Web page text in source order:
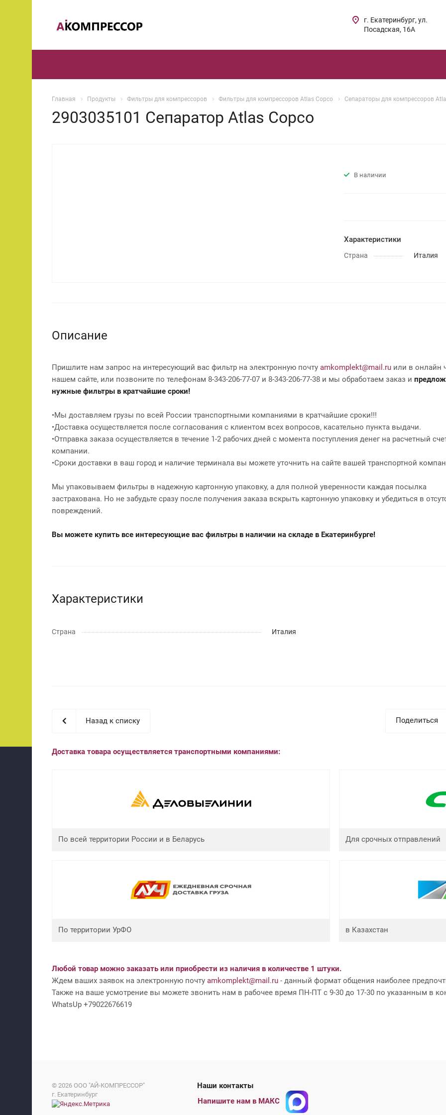
г. Екатеринбург, ул.
Посадская, 16А
Главная Продукты Фильтры для компрессоров Фильтры для компрессоров Atlas Copco Сепараторы для компрессоров
2903035101 Сепаратор Atlas Copco
В наличии
Характеристики
Страна Италия
Описание
Пришлите нам запрос на интересующий вас фильтр на электронную почту amkomplekt@mail.ru или в онлайн
нашем сайте, или позвоните по телефонам 8-343-206-77-07 и 8-343-206-77-38 и мы обработаем заказ и
нужные фильтры в кратчайшие сроки!
•Мы доставляем грузы по всей России транспортными компаниями в кратчайшие сроки!!!
•Доставка осуществляется после согласования с клиентом всех вопросов, касательно пункта выдачи.
•Отправка заказа осуществляется в течение 1-2 рабочих дней с момента поступления денег на расчетный
компании.
•Сроки доставки в ваш город и наличие терминала вы можете уточнить на сайте вашей транспортной
Мы упаковываем фильтры в надежную картонную упаковку, а для полной уверенности каждая посылка
застрахована. Но не забудьте сразу после получения заказа вскрыть картонную упаковку и убедиться в
повреждений.
Вы можете купить все интересующие вас фильтры в наличии на складе в Екатеринбурге!
Характеристики
Страна Италия
Поделиться
Назад к списку
Доставка товара осуществляется транспортными компаниями:
По всей территории России и в Беларусь Для срочных отправлений
По территории УрФО в Казахстан
Любой товар можно заказать или приобрести из наличия в количестве 1 штуки.
Ждем ваших заявок на электронную почту amkomplekt@mail.ru - данный формат общения наиболее
Также на ваше усмотрение вы можете звонить нам в рабочее время ПН-ПТ с 9-30 до 17-30 по указанным в
WhatsUp +79022676619
© 2026 ООО "АЙ-КОМПРЕССОР"
г. Екатеринбург
Наши контакты
Напишите нам в МАКС